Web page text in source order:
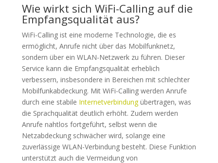
Wie wirkt sich WiFi-Calling auf die
Empfangsqualität aus?
WiFi-Calling ist eine moderne Technologie, die es
ermöglicht, Anrufe nicht über das Mobilfunknetz,
sondern über ein WLAN-Netzwerk zu führen. Dieser
Service kann die Empfangsqualität erheblich
verbessern, insbesondere in Bereichen mit schlechter
Mobilfunkabdeckung. Mit WiFi-Calling werden Anrufe
durch eine stabile Internetverbindungübertragen, was
die Sprachqualität deutlich erhöht. Zudem werden
Anrufe nahtlos fortgeführt, selbst wenn die
Netzabdeckung schwächer wird, solange eine
zuverlässige WLAN-Verbindung besteht. Diese Funktion
unterstützt auch die Vermeidung von